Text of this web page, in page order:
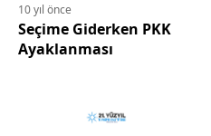
10 yıl önce
Seçime Giderken PKK
Ayaklanması